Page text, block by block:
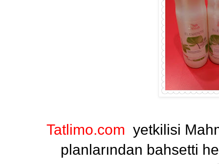
Tatlimo.com yetkilisi
planlarından bahsetti